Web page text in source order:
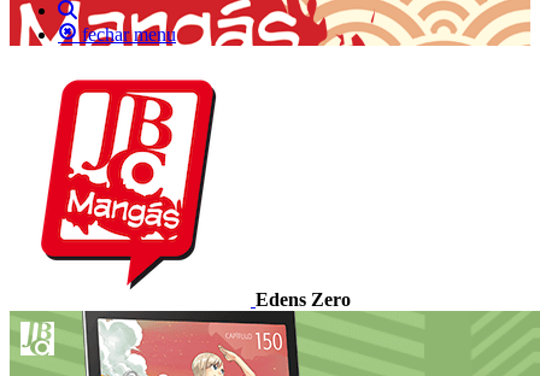
fechar menu
Edens Zero